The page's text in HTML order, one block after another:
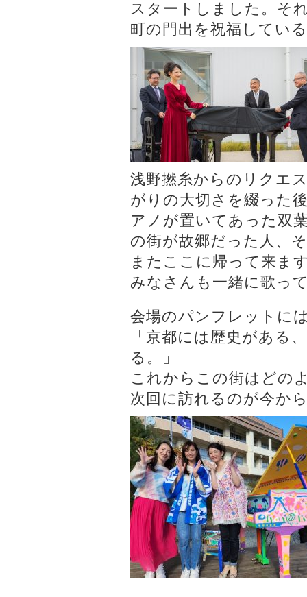
スタートしました。そ
町の門出を祝福してい
浅野撚糸からのリクエ
がりの大切さを綴った
アノが置いてあった双
の街が故郷だった人、
またここに帰って来ま
みなさんも一緒に歌っ
会場のパンフレットに
「京都には歴史がある
る。」
これからこの街はどの
次回に訪れるのが今か